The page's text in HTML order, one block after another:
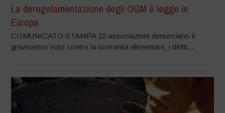
La deregolamentazione degli OGM è legge in
Europa
COMUNICATO STAMPA 22 associazioni denunciano il
gravissimo voto contro la sovranità alimentare, i diritti...